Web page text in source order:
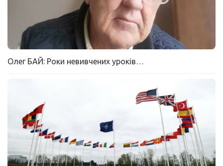
Олег БАЙ: Роки невивчених уроків…